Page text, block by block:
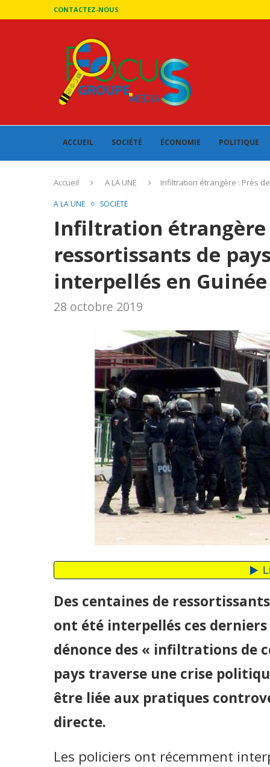
CONTACTEZ-NOUS
ACCUEIL SOCIÉTÉ ÉCONOMIE POLITIQUE
Accueil A LA UNE Infiltration étrangère : Près
A LA UNE SOCIÉTÉ
Infiltration étrangère
ressortissants de
interpellés en Guinée
28 octobre 2019
Des centaines de
ont été interpellés ces
dénonce des « infiltrations de
pays traverse une crise
être liée aux pratiques
directe.
Les policiers ont récemment